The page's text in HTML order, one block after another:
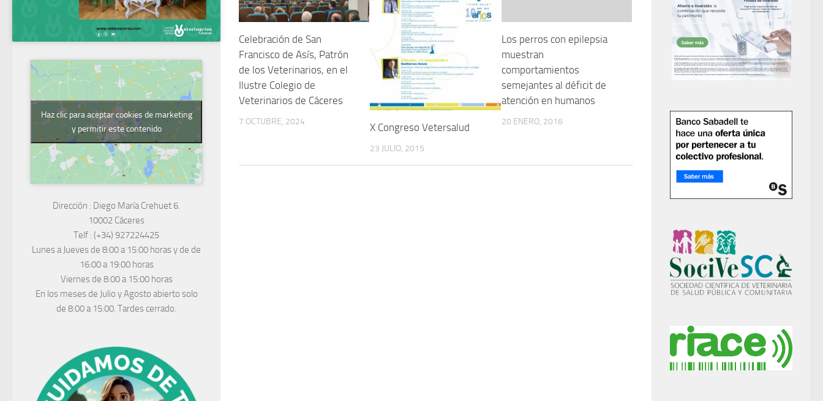
Celebración de San
Francisco de Asís, Patrón
de los Veterinarios, en el
Ilustre Colegio de
Veterinarios de Cáceres
7 OCTUBRE, 2024 X Congreso Vetersalud
23 JULIO, 2015
Los perros con epilepsia
muestran
comportamientos
semejantes al déficit de
atención en humanos
20 ENERO, 2016
Haz clic para aceptar cookies de marketing
y permitir este contenido
Dirección : Diego María Crehuet 6.
10002 Cáceres
Telf : (+34) 927224425
Lunes a Jueves de 8:00 a 15:00 horas y de de
16:00 a 19:00 horas
Viernes de 8:00 a 15:00 horas
En los meses de Julio y Agosto abierto solo
de 8:00 a 15:00. Tardes cerrado.